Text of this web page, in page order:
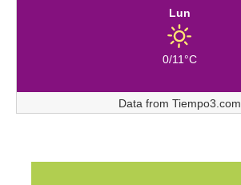
Lun
0/11°C
Data from Tiempo3.com